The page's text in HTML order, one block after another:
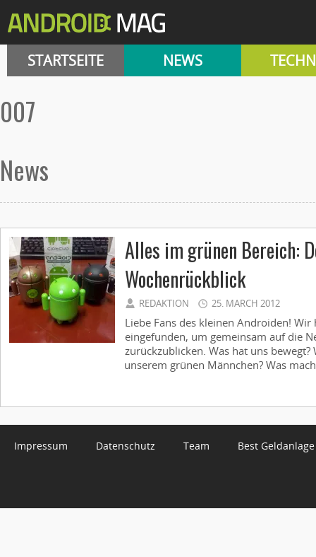
STARTSEITE NEWS
007
News
Alles im grünen Bereich:
Wochenrückblick
REDAKTION 25. MARCH 2012
Liebe Fans des kleinen Androiden!
eingefunden, um gemeinsam auf die
zurückzublicken. Was hat uns bewegt?
unserem grünen Männchen? Was
Impressum Datenschutz Team Best Geldanlage